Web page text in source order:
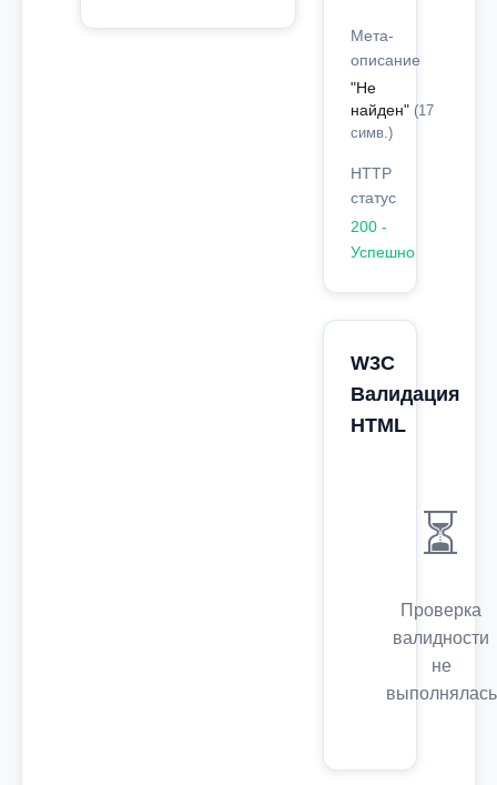
Мета-
описание
"Не
найден" (17
симв.)
HTTP
статус
200 -
Успешно
W3C
Валидация
HTML
⏳
Проверка
валидности
не
выполнялась